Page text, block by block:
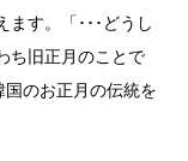
ます。「･･･どうし
ち旧正月のことで
のお正月の伝統を